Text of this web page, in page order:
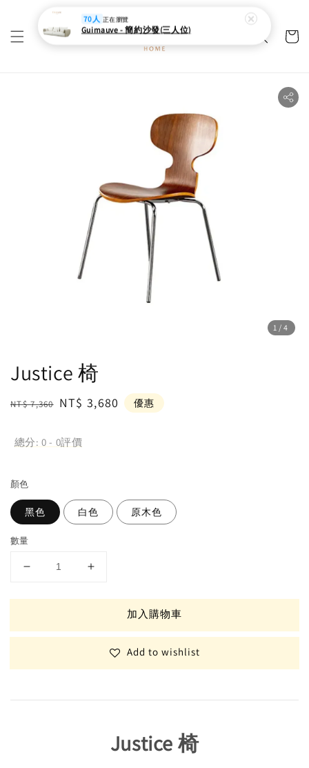
1 /4
Justice 椅
Regular
NT$ 7,360 Sale
NT$ 3,680 優惠
總分:0 - 0評價
顏⾊
黑色 白色 原木⾊
數量
加入購物車
Add to wishlist
Justice 椅
70人 正在瀏覽
Guimauve - 簡約沙發(三人位)